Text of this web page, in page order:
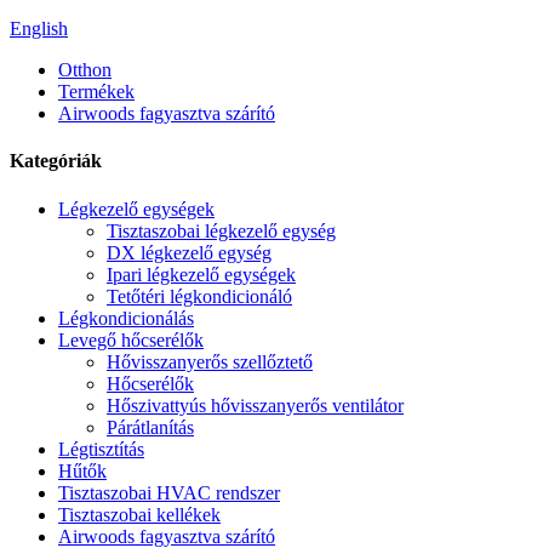
English
Otthon
Termékek
Airwoods fagyasztva szárító
Kategóriák
Légkezelő egységek
Tisztaszobai légkezelő egység
DX légkezelő egység
Ipari légkezelő egységek
Tetőtéri légkondicionáló
Légkondicionálás
Levegő hőcserélők
Hővisszanyerős szellőztető
Hőcserélők
Hőszivattyús hővisszanyerős ventilátor
Párátlanítás
Légtisztítás
Hűtők
Tisztaszobai HVAC rendszer
Tisztaszobai kellékek
Airwoods fagyasztva szárító